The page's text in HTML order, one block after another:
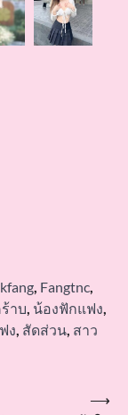
, Fangtnc,
าบ, น้องฟักแฟง,
ง, สัดส่วน, สาว
⟶